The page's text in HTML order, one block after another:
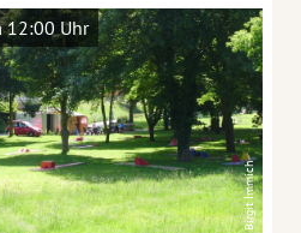
Birgit Immich
12:00 Uhr